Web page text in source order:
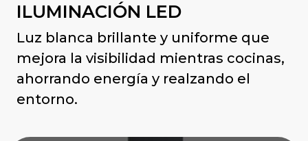
ILUMINACIÓN LED
Luz blanca brillante y uniforme que
mejora la visibilidad mientras cocinas,
ahorrando energía y realzando el
entorno.